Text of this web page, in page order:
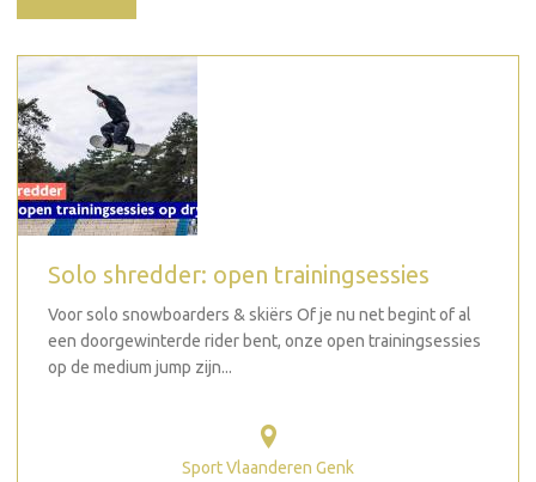
Solo shredder: open trainingsessies
Voor solo snowboarders & skiërs Of je nu net begint of al
een doorgewinterde rider bent, onze open trainingsessies
op de medium jump zijn...
Sport Vlaanderen Genk